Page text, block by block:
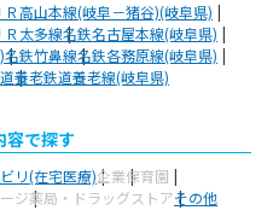
Ｒ高山本線(岐阜－猪谷)(岐阜県)
Ｒ太多線名鉄名古屋本線(岐阜県)
名鉄竹鼻線名鉄各務原線(岐阜県)
養老鉄道養老線(岐阜県)
容で探す
リ(在宅医療)企業保育園
ジ薬局・ドラッグストアその他